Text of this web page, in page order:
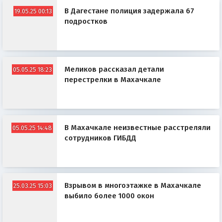
19.05.25 00:13
В Дагестане полиция задержала 67
подростков
05.05.25 18:23
Меликов рассказал детали
перестрелки в Махачкале
05.05.25 14:48
В Махачкале неизвестные расстреляли
сотрудников ГИБДД
25.03.25 15:03
Взрывом в многоэтажке в Махачкале
выбило более 1000 окон